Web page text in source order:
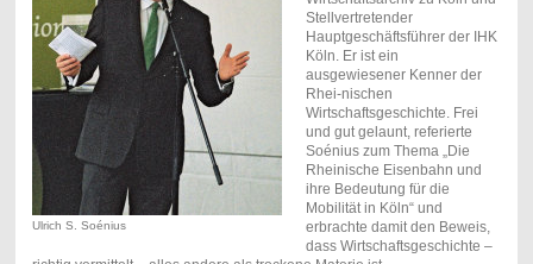
Ulrich S. Soénius
Stellvertretender
Hauptgeschäftsführer der IHK
Köln. Er ist ein
ausgewiesener Kenner der
Rhei-nischen
Wirtschaftsgeschichte. Frei
und gut gelaunt, referierte
Soénius zum Thema „Die
Rheinische Eisenbahn und
ihre Bedeutung für die
Mobilität in Köln“ und
erbrachte damit den Beweis,
dass Wirtschaftsgeschichte –